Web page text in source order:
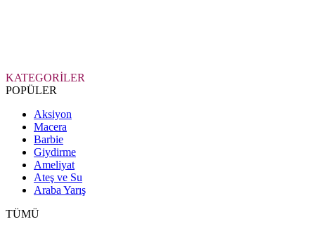
KATEGORİLER
POPÜLER
Aksiyon
Macera
Barbie
Giydirme
Ameliyat
Ateş ve Su
Araba Yarış
TÜMÜ